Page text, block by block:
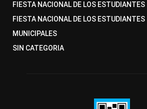
FIESTA NACIONAL DE LOS ESTUDIANTES
FIESTA NACIONAL DE LOS ESTUDIANTES
MUNICIPALES
SIN CATEGORIA